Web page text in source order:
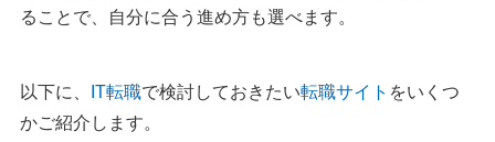
ることで、自分に合う進め方も選べます。
以下に、 IT転職で検討しておきたい転職サイト をいくつ
かご紹介します。